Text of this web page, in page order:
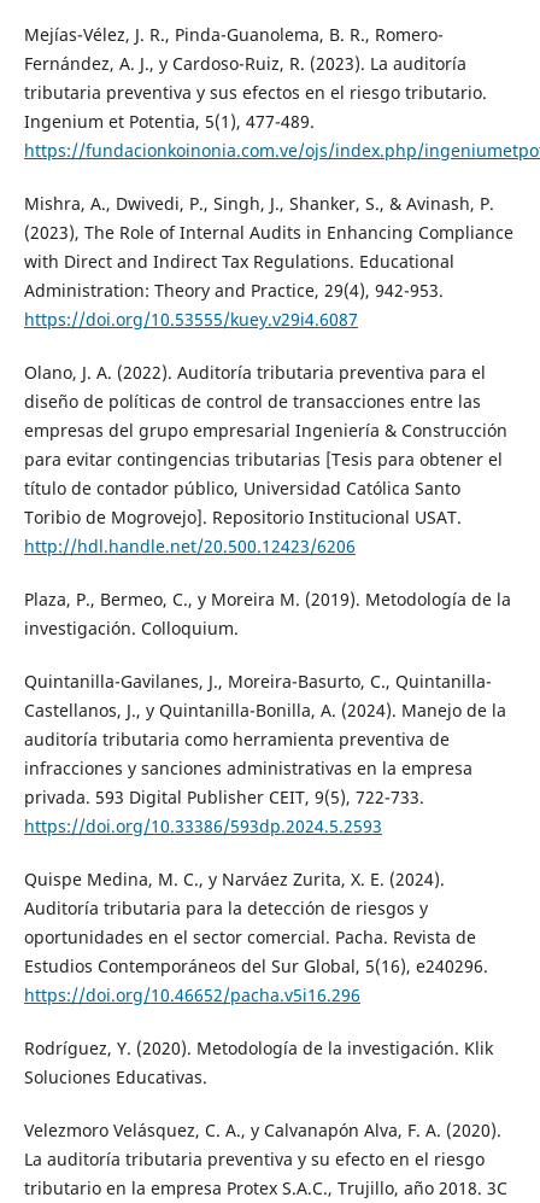
Mejías-Vélez, J. R., Pinda-Guanolema, B. R., Romero-
Fernández, A. J., y Cardoso-Ruiz, R. (2023). La auditoría
tributaria preventiva y sus efectos en el riesgo tributario.
Ingenium et Potentia, 5(1), 477-489.
https://fundacionkoinonia.com.ve/ojs/index.php/
Mishra, A., Dwivedi, P., Singh, J., Shanker, S., & Avinash, P.
(2023), The Role of Internal Audits in Enhancing Compliance
with Direct and Indirect Tax Regulations. Educational
Administration: Theory and Practice, 29(4), 942-953.
https://doi.org/10.53555/kuey.v29i4.6087
Olano, J. A. (2022). Auditoría tributaria preventiva para el
diseño de políticas de control de transacciones entre las
empresas del grupo empresarial Ingeniería & Construcción
para evitar contingencias tributarias [Tesis para obtener el
título de contador público, Universidad Católica Santo
Toribio de Mogrovejo]. Repositorio Institucional USAT.
http://hdl.handle.net/20.500.12423/6206
Plaza, P., Bermeo, C., y Moreira M. (2019). Metodología de la
investigación. Colloquium.
Quintanilla-Gavilanes, J., Moreira-Basurto, C., Quintanilla-
Castellanos, J., y Quintanilla-Bonilla, A. (2024). Manejo de la
auditoría tributaria como herramienta preventiva de
infracciones y sanciones administrativas en la empresa
privada. 593 Digital Publisher CEIT, 9(5), 722-733.
https://doi.org/10.33386/593dp.2024.5.2593
Quispe Medina, M. C., y Narváez Zurita, X. E. (2024).
Auditoría tributaria para la detección de riesgos y
oportunidades en el sector comercial. Pacha. Revista de
Estudios Contemporáneos del Sur Global, 5(16), e240296.
https://doi.org/10.46652/pacha.v5i16.296
Rodríguez, Y. (2020). Metodología de la investigación. Klik
Soluciones Educativas.
Velezmoro Velásquez, C. A., y Calvanapón Alva, F. A. (2020).
La auditoría tributaria preventiva y su efecto en el riesgo
tributario en la empresa Protex S.A.C., Trujillo, año 2018. 3C